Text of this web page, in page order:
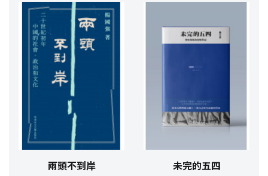
兩頭不到岸 未完的五四